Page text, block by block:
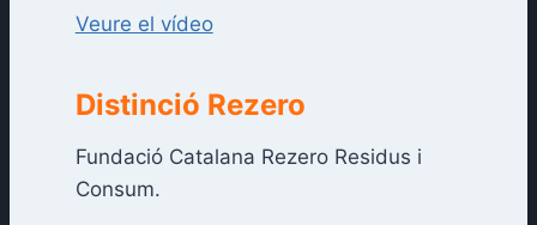
Veure el vídeo
Distinció Rezero
Fundació Catalana Rezero Residus i
Consum.